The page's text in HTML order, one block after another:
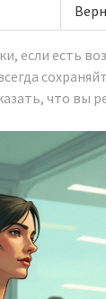
если есть
что вы